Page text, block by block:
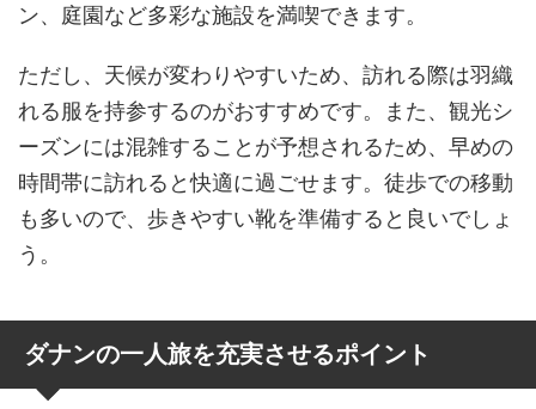
ン、庭園など多彩な施設を満喫できます。
ただし、天候が変わりやすいため、訪れる際は羽織
れる服を持参するのがおすすめです。また、観光シ
ーズンには混雑することが予想されるため、早めの
時間帯に訪れると快適に過ごせます。徒歩での移動
も多いので、歩きやすい靴を準備すると良いでしょ
う。
ダナンの一人旅を充実させるポイント